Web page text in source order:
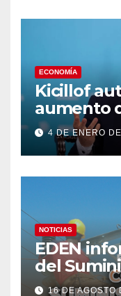
ECONOMÍA
Kicillof
aumento
4 DE ENERO
NOTICIAS
EDEN
del
de agosto
16 DE AGOSTO